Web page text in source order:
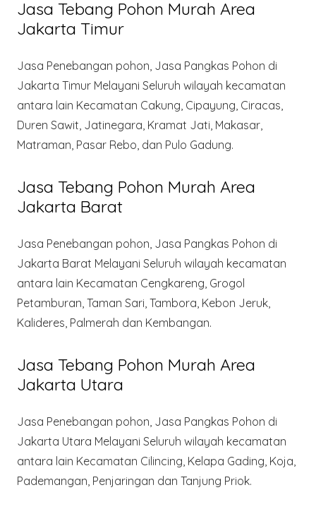
Jasa Tebang Pohon Murah Area
Jakarta Timur
Jasa Penebangan pohon, Jasa Pangkas Pohon di
Jakarta Timur Melayani Seluruh wilayah kecamatan
antara lain Kecamatan Cakung, Cipayung, Ciracas,
Duren Sawit, Jatinegara, Kramat Jati, Makasar,
Matraman, Pasar Rebo, dan Pulo Gadung.
Jasa Tebang Pohon Murah Area
Jakarta Barat
Jasa Penebangan pohon, Jasa Pangkas Pohon di
Jakarta Barat Melayani Seluruh wilayah kecamatan
antara lain Kecamatan Cengkareng, Grogol
Petamburan, Taman Sari, Tambora, Kebon Jeruk,
Kalideres, Palmerah dan Kembangan.
Jasa Tebang Pohon Murah Area
Jakarta Utara
Jasa Penebangan pohon, Jasa Pangkas Pohon di
Jakarta Utara Melayani Seluruh wilayah kecamatan
antara lain Kecamatan Cilincing, Kelapa Gading, Koja,
Pademangan, Penjaringan dan Tanjung Priok.